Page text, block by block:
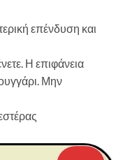
επένδυση και
Η επιφάνεια
Μην